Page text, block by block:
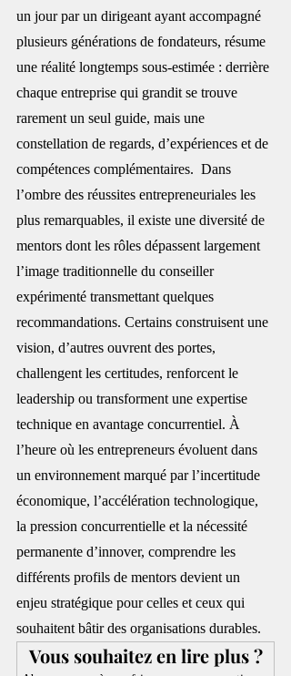
un jour par un dirigeant ayant accompagné
plusieurs générations de fondateurs, résume
une réalité longtemps sous-estimée : derrière
chaque entreprise qui grandit se trouve
rarement un seul guide, mais une
constellation de regards, d’expériences et de
compétences complémentaires.  Dans
l’ombre des réussites entrepreneuriales les
plus remarquables, il existe une diversité de
mentors dont les rôles dépassent largement
l’image traditionnelle du conseiller
expérimenté transmettant quelques
recommandations. Certains construisent une
vision, d’autres ouvrent des portes,
challengent les certitudes, renforcent le
leadership ou transforment une expertise
technique en avantage concurrentiel. À
l’heure où les entrepreneurs évoluent dans
un environnement marqué par l’incertitude
économique, l’accélération technologique,
la pression concurrentielle et la nécessité
permanente d’innover, comprendre les
différents profils de mentors devient un
enjeu stratégique pour celles et ceux qui
souhaitent bâtir des organisations durables.
Vous souhaitez en lire plus ?